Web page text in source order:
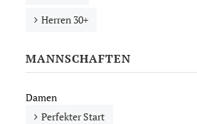
Herren 30+
MANNSCHAFTEN
Damen
Perfekter Start